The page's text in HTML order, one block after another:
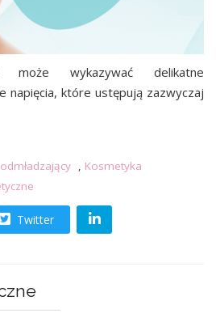
wykazywać delikatne
napięcia, które ustępują zazwyczaj
, Kosmetyka
Twitter